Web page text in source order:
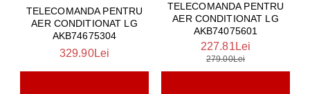
TELECOMANDA PENTRU
AER CONDITIONAT LG
AKB74675304
329.90Lei
TELECOMANDA PENTRU
AER CONDITIONAT LG
AKB74075601
227.81Lei
279.00Lei